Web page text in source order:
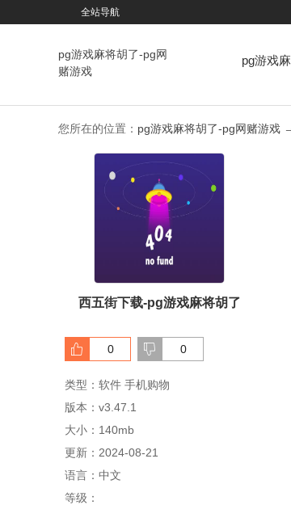
全站导航
pg游戏麻将胡了-pg网
赌游戏
pg游戏
您所在的位置： pg游戏麻将胡了-pg网赌游戏
西五街下载-pg游戏麻将胡了
0 0
类型：软件 手机购物
版本：v3.47.1
大小：140mb
更新：2024-08-21
语言：中文
等级：